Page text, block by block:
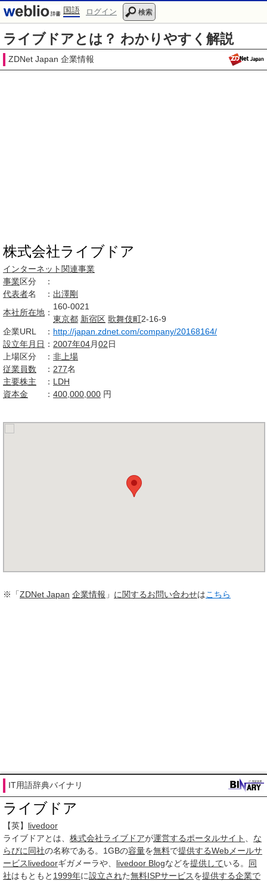
国語 ログイン 検索
ライブドアとは？ わかりやすく解説
ZDNet Japan 企業情報
株式会社ライブドア
インターネット関連事業
事業区分
：
代表者名 ： 出澤剛
本社所在地 ：
160-0021
東京都 新宿区 歌舞伎町2-16-9
企業URL
： http://japan.zdnet.com/company/20168164/
設立年月日 ： 2007年04月02日
上場区分
： 非上場
従業員数
： 277名
主要株主
： LDH
資本金
： 400 000 000 円
※「ZDNet Japan 企業情報 」 に関するお問い合わせはこちら
IT用語辞典バイナリ
ライブドア
【英】 livedoor
ライブドアとは、 株式会社ライブドアが運営するポータルサイト
な
らびに同社の名称である。1GBの容量を無料で提供するWebメールサ
ービスlivedoorギガメーラや、 livedoor Blogなどを提供している。 同
社はもともと 1999年に設立された無料ISPサービスを提供する企業で